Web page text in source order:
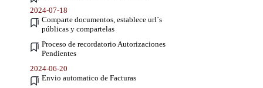
2024-07-18
Comparte documentos, establece url´s
públicas y compartelas
Proceso de recordatorio Autorizaciones
Pendientes
2024-06-20
Envio automatico de Facturas